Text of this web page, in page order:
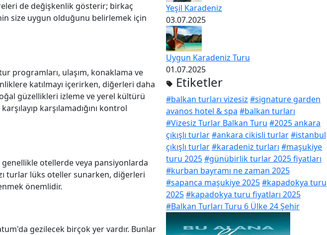
de değişkenlik gösterir; birkaç
size uygun olduğunu belirlemek için
programları, ulaşım, konaklama ve
katılmayı içerirken, diğerleri daha
güzellikleri izleme ve yerel kültürü
karşılamadığını kontrol
genellikle otellerde veya pansiyonlarda
turlar lüks oteller sunarken, diğerleri
önemlidir.
gezilecek birçok yer vardır. Bunlar
Yeşil Karadeniz
03.07.2025
Uygun Karadeniz Turu
01.07.2025
Etiketler
#balkan turları vizesiz #signature garden
avanos hotel & spa #balkan turları
#Vizesiz Turlar Balkan Turu #2025 ankara
çıkışlı turlar#ankara cikisli turlar#istanbul
çıkışlı turlar#karadeniz turları #maşukiye
turu 2025#günübirlik turlar 2025 fiyatları
#kurban bayramı ne zaman 2025
#sapanca maşukiye 2025#kapadokya turu
2025#kapadokya turu fiyatları 2025
#Balkan Turları Turu 6 Ülke 24 Şehir